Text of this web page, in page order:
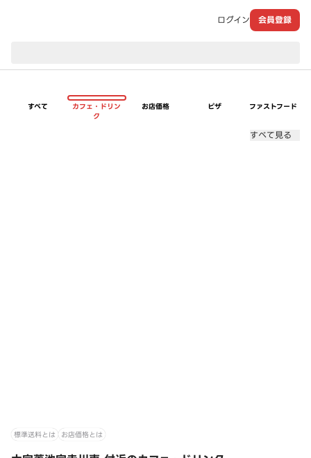
ログイン 会員登録
すべて
カフェ・ドリン
ク
お店価格 ピザ ファストフード
すべて見る
標準送料とは お店価格とは